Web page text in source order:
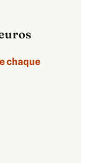
chaque